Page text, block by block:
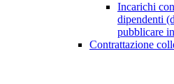
Incarichi
dipendenti
pubblicare
Contrattazione